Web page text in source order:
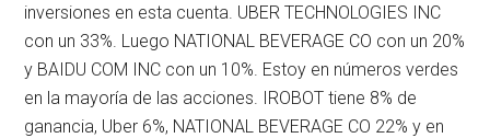
inversiones en esta cuenta. UBER TECHNOLOGIES INC
con un 33%. Luego NATIONAL BEVERAGE CO con un 20%
y BAIDU COM INC con un 10%. Estoy en números verdes
en la mayoría de las acciones. IROBOT tiene 8% de
ganancia, Uber 6%, NATIONAL BEVERAGE CO 22% y en